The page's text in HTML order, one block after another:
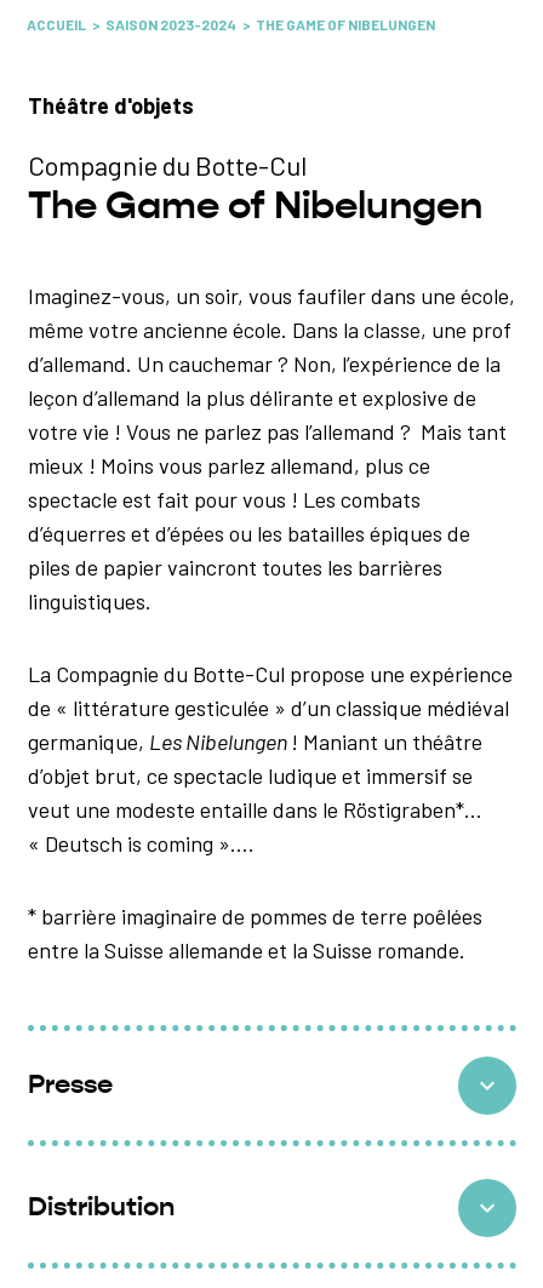
ACCUEIL SAISON 2023-2024 THE GAME OF NIBELUNGEN
Théâtre d'objets
Compagnie du Botte-Cul
The Game of Nibelungen
Imaginez-vous, un soir, vous faufiler dans une école,
même votre ancienne école. Dans la classe, une prof
d’allemand. Un cauchemar ? Non, l’expérience de la
leçon d’allemand la plus délirante et explosive de
votre vie ! Vous ne parlez pas l’allemand ? Mais tant
mieux ! Moins vous parlez allemand, plus ce
spectacle est fait pour vous ! Les combats
d’équerres et d’épées ou les batailles épiques de
piles de papier vaincront toutes les barrières
linguistiques.
La Compagnie du Botte-Cul propose une expérience
de « littérature gesticulée » d’un classique médiéval
germanique, Les Nibelungen ! Maniant un théâtre
d’objet brut, ce spectacle ludique et immersif se
veut une modeste entaille dans le Röstigraben*…
« Deutsch is coming »….
* barrière imaginaire de pommes de terre poêlées
entre la Suisse allemande et la Suisse romande.
Presse
élèves, veille au bon suivi de la fable. Cette création
humour corrosif et libérateur.
Distribution